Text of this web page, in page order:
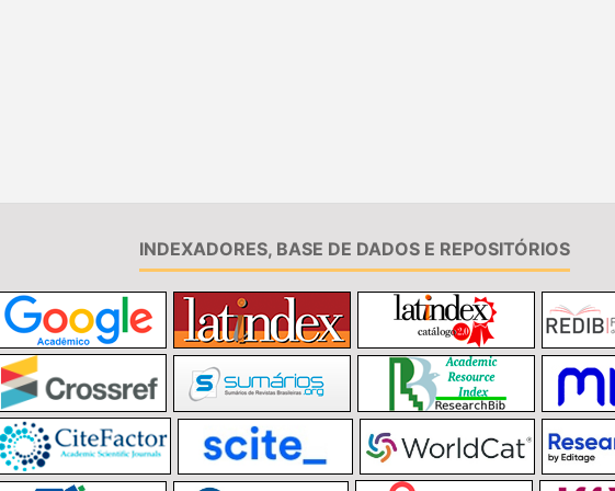
INDEXADORES, BASE DE DADOS E REPOSITÓRIOS